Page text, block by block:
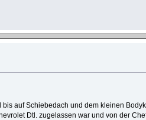
auf Schiebedach und dem kleinen
Dtl. zugelassen war und von der